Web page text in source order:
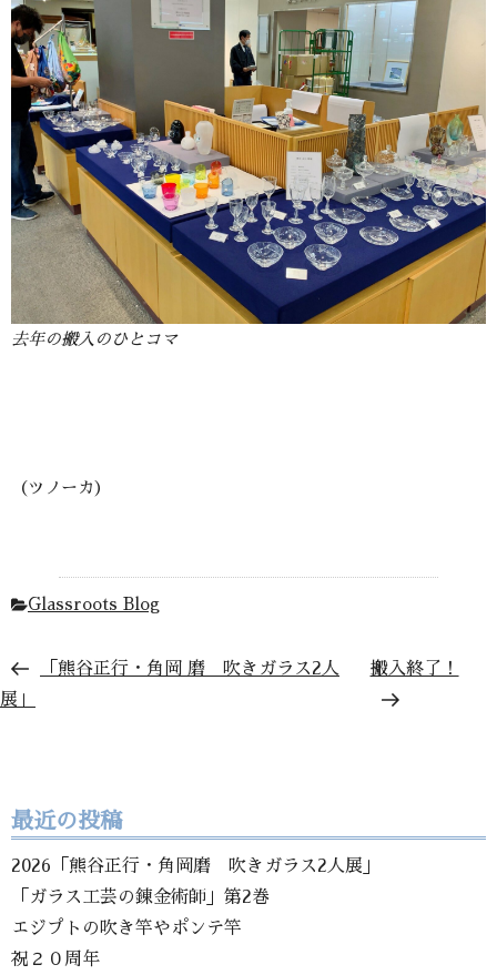
去年の搬入のひとコマ
（ツノーカ）
Glassroots Blog
「熊谷正行・角岡 磨 吹きガラス2人
展」
搬入終了！
最近の投稿
2026「熊谷正行・角岡磨 吹きガラス2人展」
「ガラス工芸の錬金術師」第2巻
エジプトの吹き竿やポンテ竿
祝２０周年